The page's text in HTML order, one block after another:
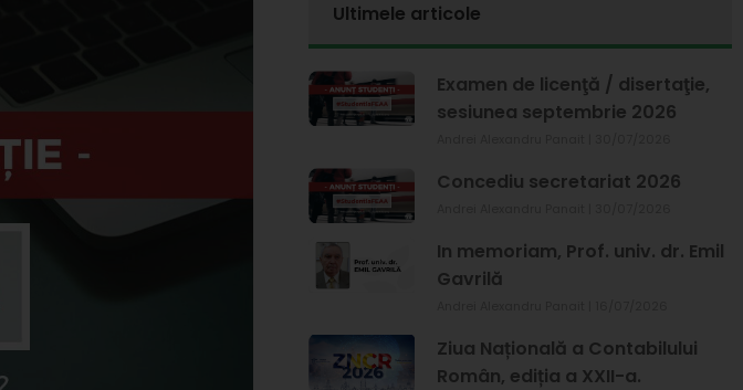
Ultimele articole
Examen de licenţă / disertaţie,
sesiunea septembrie 2026
Concediu secretariat 2026
In memoriam, Prof. univ. dr. Emil
Gavrilă
Ziua Națională a Contabilului
Român, ediția a XXII-a.